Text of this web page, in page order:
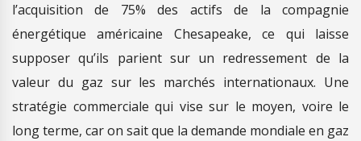
l’acquisition de 75% des actifs de la compagnie
énergétique américaine Chesapeake, ce qui laisse
supposer qu’ils parient sur un redressement de la
valeur du gaz sur les marchés internationaux. Une
stratégie commerciale qui vise sur le moyen, voire le
long terme, car on sait que la demande mondiale en gaz